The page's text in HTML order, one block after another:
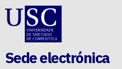
Ir ao contido da p�xina
Sede electrónica